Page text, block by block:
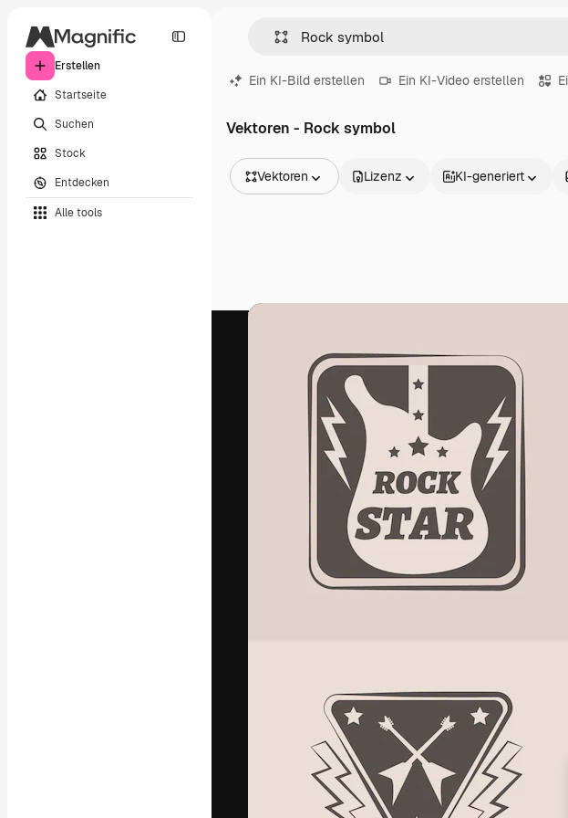
Erstellen
Startseite
Suchen
Stock
Entdecken
Alle tools
Ein KI-Bild erstellen Ein KI-Video erstellen
Vektoren - Rock symbol
Vektoren
Videos
Videovorlagen
Lizenz KI-generiert
Die kreative Plattform, um deine beste
Arbeit zu verwirklichen. Mehr als 1 Million
Abonnenten unter Kreativen, Unternehmen,
Agenturen und Studios.
Deutsch
Copyright © 2010- 2026Freepik Company S.L.U.